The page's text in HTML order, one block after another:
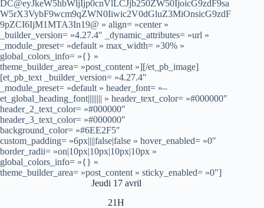
DC@eyJkeW5hbWljIjp0cnVlLCJjb250ZW50IjoicG9zdF9sa
W5rX3VybF9wcm9qZWN0Iiwic2V0dGluZ3MiOnsicG9zdF
9pZCI6IjM1MTA3In19@ » align= »center »
_builder_version= »4.27.4″ _dynamic_attributes= »url »
_module_preset= »default » max_width= »30% »
global_colors_info= »{} »
theme_builder_area= »post_content »][/et_pb_image]
[et_pb_text _builder_version= »4.27.4″
_module_preset= »default » header_font= »–
et_global_heading_font|||||||| » header_text_color= »#000000″
header_2_text_color= »#000000″
header_3_text_color= »#000000″
background_color= »#6EE2F5″
custom_padding= »6px||||false|false » hover_enabled= »0″
border_radii= »on|10px|10px|10px|10px »
global_colors_info= »{} »
theme_builder_area= »post_content » sticky_enabled= »0″]
Jeudi 17 avril
21H